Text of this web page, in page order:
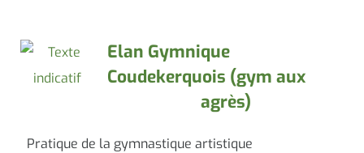
Elan Gymnique
Coudekerquois (gym aux
agrès)
Pratique de la gymnastique artistique